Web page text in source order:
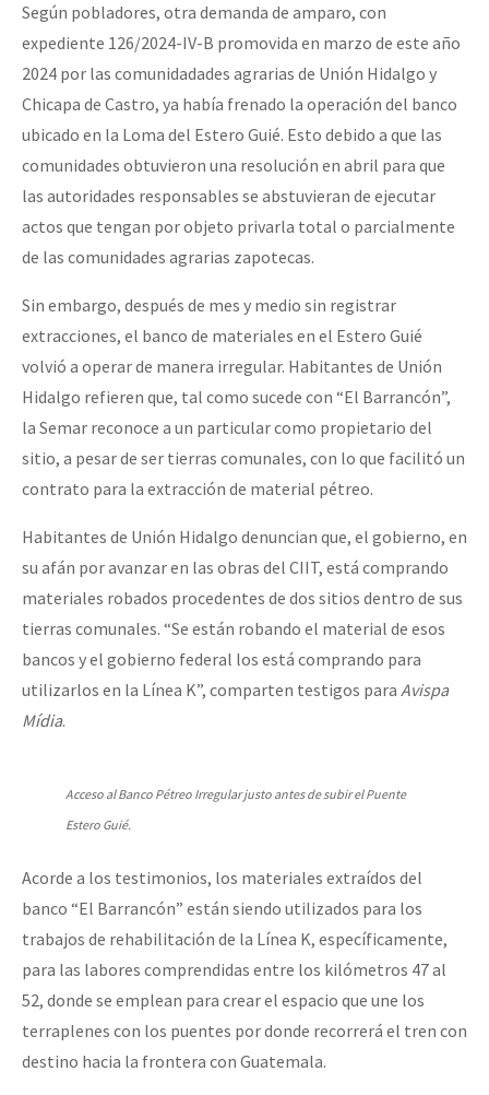
Según pobladores, otra demanda de amparo, con
expediente 126/2024-IV-B promovida en marzo de este año
2024 por las comunidadades agrarias de Unión Hidalgo y
Chicapa de Castro, ya había frenado la operación del banco
ubicado en la Loma del Estero Guié. Esto debido a que las
comunidades obtuvieron una resolución en abril para que
las autoridades responsables se abstuvieran de ejecutar
actos que tengan por objeto privarla total o parcialmente
de las comunidades agrarias zapotecas.
Sin embargo, después de mes y medio sin registrar
extracciones, el banco de materiales en el Estero Guié
volvió a operar de manera irregular. Habitantes de Unión
Hidalgo refieren que, tal como sucede con “El Barrancón”,
la Semar reconoce a un particular como propietario del
sitio, a pesar de ser tierras comunales, con lo que facilitó un
contrato para la extracción de material pétreo.
Habitantes de Unión Hidalgo denuncian que, el gobierno, en
su afán por avanzar en las obras del CIIT, está comprando
materiales robados procedentes de dos sitios dentro de sus
tierras comunales. “Se están robando el material de esos
bancos y el gobierno federal los está comprando para
utilizarlos en la Línea K”, comparten testigos para Avispa
Mídia.
Acceso al Banco Pétreo Irregular justo antes de subir el Puente
Estero Guié.
Acorde a los testimonios, los materiales extraídos del
banco “El Barrancón” están siendo utilizados para los
trabajos de rehabilitación de la Línea K, específicamente,
para las labores comprendidas entre los kilómetros 47 al
52, donde se emplean para crear el espacio que une los
terraplenes con los puentes por donde recorrerá el tren con
destino hacia la frontera con Guatemala.